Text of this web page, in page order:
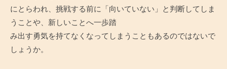
にとらわれ、挑戦する前に「向いていない」と判断してしま
うことや、新しいことへ一歩踏
み出す勇気を持てなくなってしまうこともあるのではないで
しょうか。